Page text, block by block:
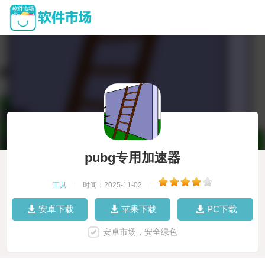
pubg专用加速器
工具 时间：2025-11-02
安卓下载 苹果下载 PC下载
安卓市场，安全绿色